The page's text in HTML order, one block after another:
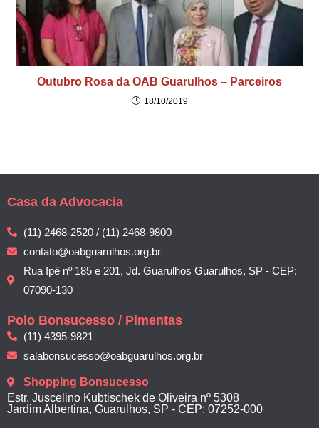
Outubro Rosa da OAB Guarulhos – Parceiros
18/10/2019
Casa da Advocacia
(11) 2468-2520 / (11) 2468-9800
contato@oabguarulhos.org.br
Rua Ipê nº 185 e 201, Jd. Guarulhos Guarulhos, SP - CEP:
07090-130
Polo Bonsucesso / Pimentas
(11) 4395-9821
salabonsucesso@oabguarulhos.org.br
Shopping Bonsucesso
Estr. Juscelino Kubtischek de Oliveira nº 5308
Jardim Albertina, Guarulhos, SP - CEP: 07252-000